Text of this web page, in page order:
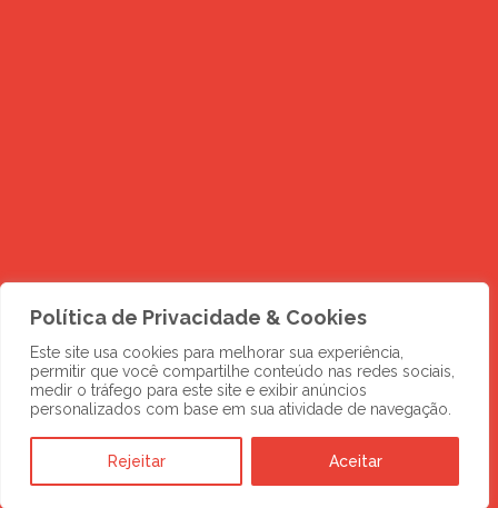
Política de Privacidade & Cookies
Este site usa cookies para melhorar sua experiência,
permitir que você compartilhe conteúdo nas redes sociais,
medir o tráfego para este site e exibir anúncios
personalizados com base em sua atividade de navegação.
Rejeitar Aceitar
DESCUBRA MAIS